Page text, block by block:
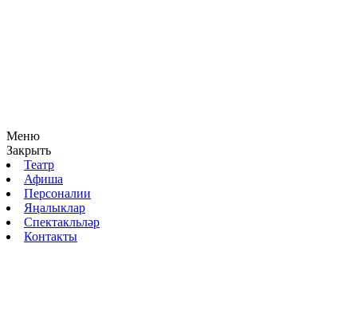
Меню
Закрыть
Театр
Афиша
Персоналии
Яңалыклар
Спектакльләр
Контакты